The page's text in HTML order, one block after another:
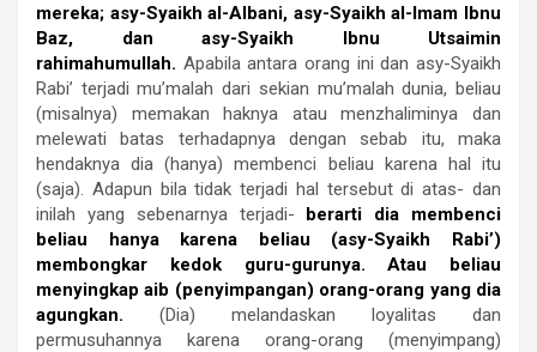
mereka; asy-Syaikh al-Albani, asy-Syaikh al-Imam Ibnu
Baz, dan asy-Syaikh Ibnu Utsaimin
rahimahumullah. Apabila antara orang ini dan asy-Syaikh
Rabi’ terjadi mu’malah dari sekian mu’malah dunia, beliau
(misalnya) memakan haknya atau menzhaliminya dan
melewati batas terhadapnya dengan sebab itu, maka
hendaknya dia (hanya) membenci beliau karena hal itu
(saja). Adapun bila tidak terjadi hal tersebut di atas- dan
inilah yang sebenarnya terjadi- berarti dia membenci
beliau hanya karena beliau (asy-Syaikh Rabi’)
membongkar kedok guru-gurunya. Atau beliau
menyingkap aib (penyimpangan) orang-orang yang dia
agungkan. (Dia) melandaskan loyalitas dan
permusuhannya karena orang-orang (menyimpang)